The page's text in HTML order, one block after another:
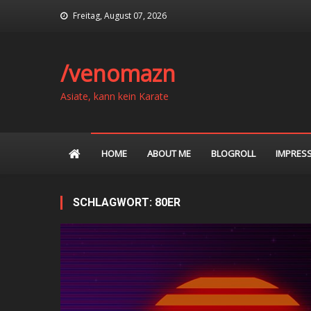
Freitag, August 07, 2026
/venomazn
Asiate, kann kein Karate
HOME ABOUT ME BLOGROLL
SCHLAGWORT: 80ER